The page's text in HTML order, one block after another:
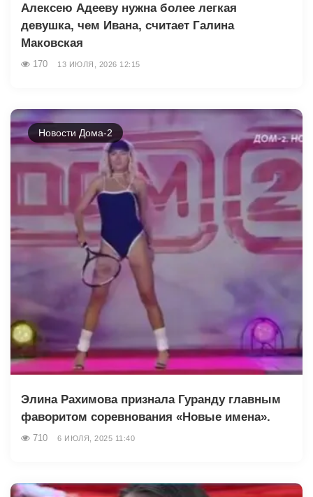
Алексею Адееву нужна более легкая
девушка, чем Ивана, считает Галина
Маковская
170 13 ИЮЛЯ, 2026 12:15
Новости Дома-2
Элина Рахимова признала Гуранду главным
фаворитом соревнования «Новые имена».
710 6 ИЮЛЯ, 2025 11:40